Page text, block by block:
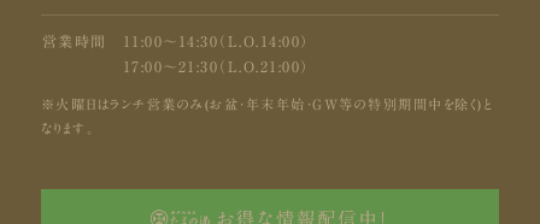
営業時間
11:00〜14:30（L.O.14:00）
17:00〜21:30（L.O.21:00）
※火曜日はランチ営業のみ(お盆・年末年始・GW等の特別期間中を除く)と
なります。